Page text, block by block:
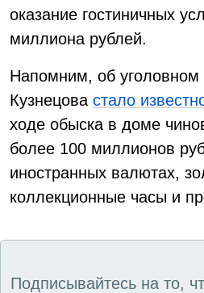
оказание гостиничных
миллиона рублей.
Напомним, об
Кузнецова стало
ходе обыска в доме
более 100 миллионов
иностранных валютах,
коллекционные часы и
Подписывайтесь на то,